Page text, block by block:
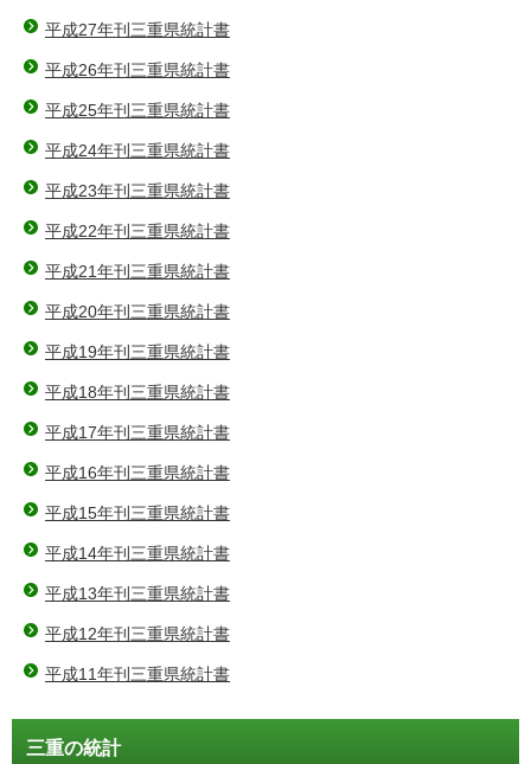
平成27年刊三重県統計書
平成26年刊三重県統計書
平成25年刊三重県統計書
平成24年刊三重県統計書
平成23年刊三重県統計書
平成22年刊三重県統計書
平成21年刊三重県統計書
平成20年刊三重県統計書
平成19年刊三重県統計書
平成18年刊三重県統計書
平成17年刊三重県統計書
平成16年刊三重県統計書
平成15年刊三重県統計書
平成14年刊三重県統計書
平成13年刊三重県統計書
平成12年刊三重県統計書
平成11年刊三重県統計書
三重の統計